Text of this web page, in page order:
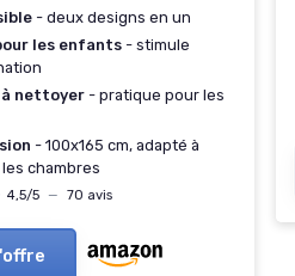
- deux designs en un
les enfants - stimule
à nettoyer - pratique pour les
- 100x165 cm, adapté à
chambres
4,5/5 — 70 avis